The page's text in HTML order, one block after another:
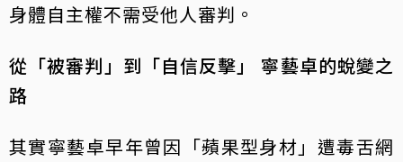
身體自主權不需受他人審判。
從「被審判」到「自信反擊」 寧藝卓的蛻變之
路
其實寧藝卓早年曾因「蘋果型身材」遭毒舌網